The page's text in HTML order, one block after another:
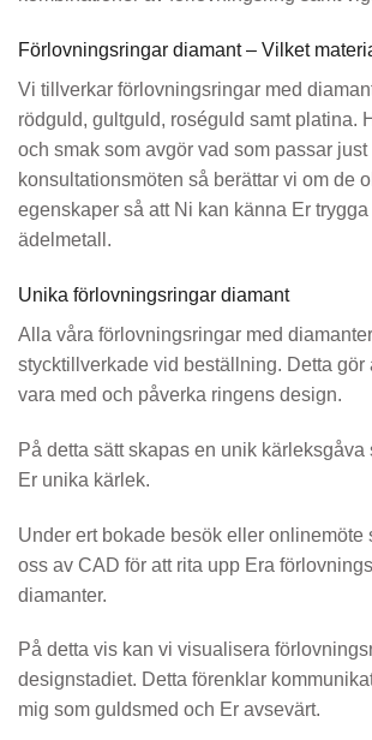
Förlovningsringar diamant – Vilket
Vi tillverkar förlovningsringar med
rödguld, gultguld, roséguld samt platina.
och smak som avgör vad som passar just
konsultationsmöten så berättar vi om de
egenskaper så att Ni kan känna Er
ädelmetall.
Unika förlovningsringar diamant
Alla våra förlovningsringar med
stycktillverkade vid beställning. Detta gör
vara med och påverka ringens design.
På detta sätt skapas en unik kärleksgåva
Er unika kärlek.
Under ert bokade besök eller onlinemöte
oss av CAD för att rita upp Era
diamanter.
På detta vis kan vi visualisera
designstadiet. Detta förenklar
mig som guldsmed och Er avsevärt.